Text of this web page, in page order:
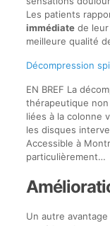
Les patients
immédiatede leur
meilleure qualité
Décompression
EN BREF La
thérapeutique
liées à la colonne
les disques
Accessible à
particulièrement…
Un autre